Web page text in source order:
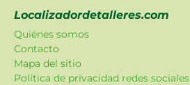
Localizadordetalleres.com
Quiénes somos
Contacto
Mapa del sitio
Política de privacidad redes sociales